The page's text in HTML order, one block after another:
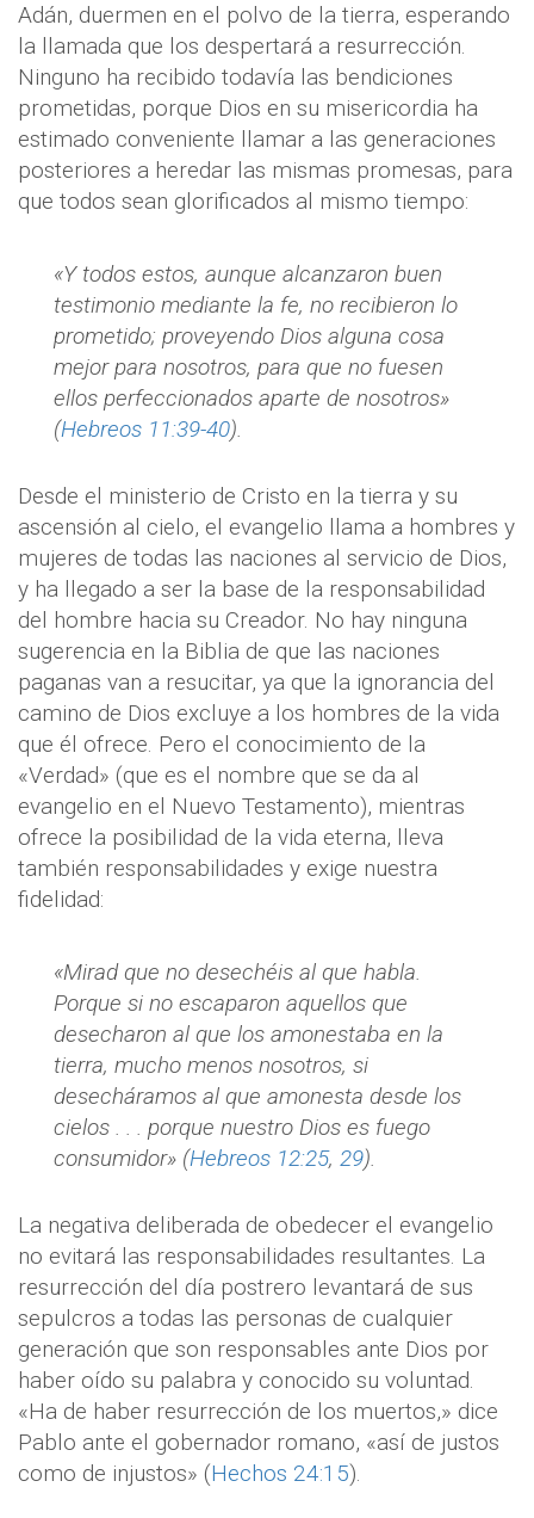
Adán, duermen en el polvo de la tierra, esperando
la llamada que los despertará a resurrección.
Ninguno ha recibido todavía las bendiciones
prometidas, porque Dios en su misericordia ha
estimado conveniente llamar a las generaciones
posteriores a heredar las mismas promesas, para
que todos sean glorificados al mismo tiempo:
«Y todos estos, aunque alcanzaron buen
testimonio mediante la fe, no recibieron lo
prometido; proveyendo Dios alguna cosa
mejor para nosotros, para que no fuesen
ellos perfeccionados aparte de nosotros»
(Hebreos 11:39-40).
Desde el ministerio de Cristo en la tierra y su
ascensión al cielo, el evangelio llama a hombres y
mujeres de todas las naciones al servicio de Dios,
y ha llegado a ser la base de la responsabilidad
del hombre hacia su Creador. No hay ninguna
sugerencia en la Biblia de que las naciones
paganas van a resucitar, ya que la ignorancia del
camino de Dios excluye a los hombres de la vida
que él ofrece. Pero el conocimiento de la
«Verdad» (que es el nombre que se da al
evangelio en el Nuevo Testamento), mientras
ofrece la posibilidad de la vida eterna, lleva
también responsabilidades y exige nuestra
fidelidad:
«Mirad que no desechéis al que habla.
Porque si no escaparon aquellos que
desecharon al que los amonestaba en la
tierra, mucho menos nosotros, si
desecháramos al que amonesta desde los
cielos . . . porque nuestro Dios es fuego
consumidor» (Hebreos 12:25, 29).
La negativa deliberada de obedecer el evangelio
no evitará las responsabilidades resultantes. La
resurrección del día postrero levantará de sus
sepulcros a todas las personas de cualquier
generación que son responsables ante Dios por
haber oído su palabra y conocido su voluntad.
«Ha de haber resurrección de los muertos,» dice
Pablo ante el gobernador romano, «así de justos
como de injustos» (Hechos 24:15).